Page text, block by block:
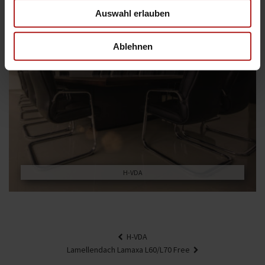
Auswahl erlauben
Ablehnen
H-VDA
H-VDA
Lamellendach Lamaxa L60/L70 Free